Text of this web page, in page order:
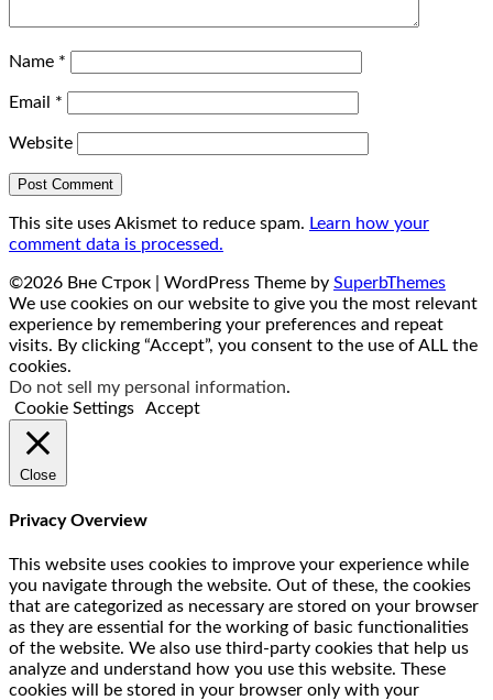
Name *
Email *
Website
This site uses Akismet to reduce spam. Learn how your
comment data is processed.
©2026 Вне Строк | WordPress Theme by SuperbThemes
We use cookies on our website to give you the most relevant
experience by remembering your preferences and repeat
visits. By clicking “Accept”, you consent to the use of ALL the
cookies.
Do not sell my personal information.
Cookie Settings
Accept
Close
Privacy Overview
This website uses cookies to improve your experience while
you navigate through the website. Out of these, the cookies
that are categorized as necessary are stored on your browser
as they are essential for the working of basic functionalities
of the website. We also use third-party cookies that help us
analyze and understand how you use this website. These
cookies will be stored in your browser only with your